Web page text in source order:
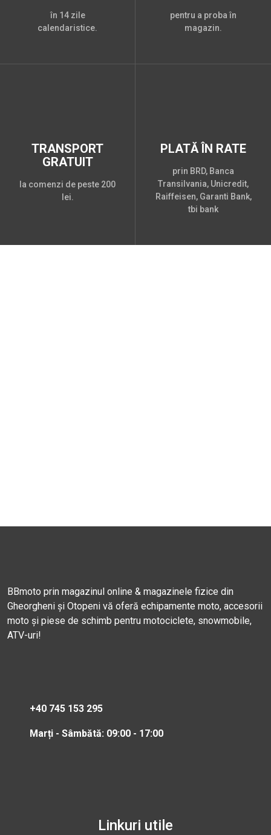
în 14 zile
calendaristice.
pentru a proba în
magazin.
TRANSPORT
GRATUIT
la comenzi de peste 200
lei.
PLATĂ ÎN RATE
prin BRD, Banca
Transilvania, Unicredit,
Raiffeisen, Garanti Bank,
tbi bank
BBmoto prin magazinul online & magazinele fizice din
Gheorgheni și Otopeni vă oferă echipamente moto, accesorii
moto și piese de schimb pentru motociclete, snowmobile,
ATV-uri!
+40 745 153 295
Marți - Sâmbătă: 09:00 - 17:00
Linkuri utile